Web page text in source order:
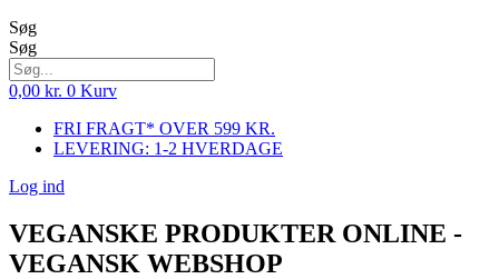
Søg
Søg
0,00 kr. 0 Kurv
FRI FRAGT* OVER 599 KR.
LEVERING: 1-2 HVERDAGE
Log ind
VEGANSKE PRODUKTER ONLINE -
VEGANSK WEBSHOP